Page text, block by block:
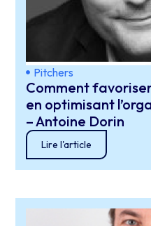
Pitchers
Comment
en optimisant
– Antoine Dorin
Lire l'article